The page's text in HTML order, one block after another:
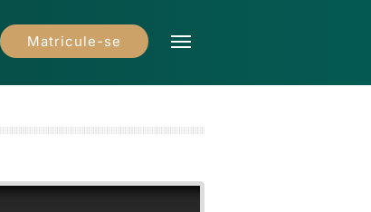
Matricule-se